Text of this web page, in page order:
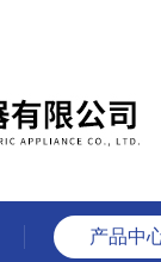
产品中